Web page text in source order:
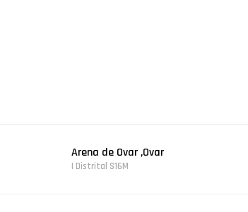
Arena de Ovar ,Ovar
| Distrital S16M